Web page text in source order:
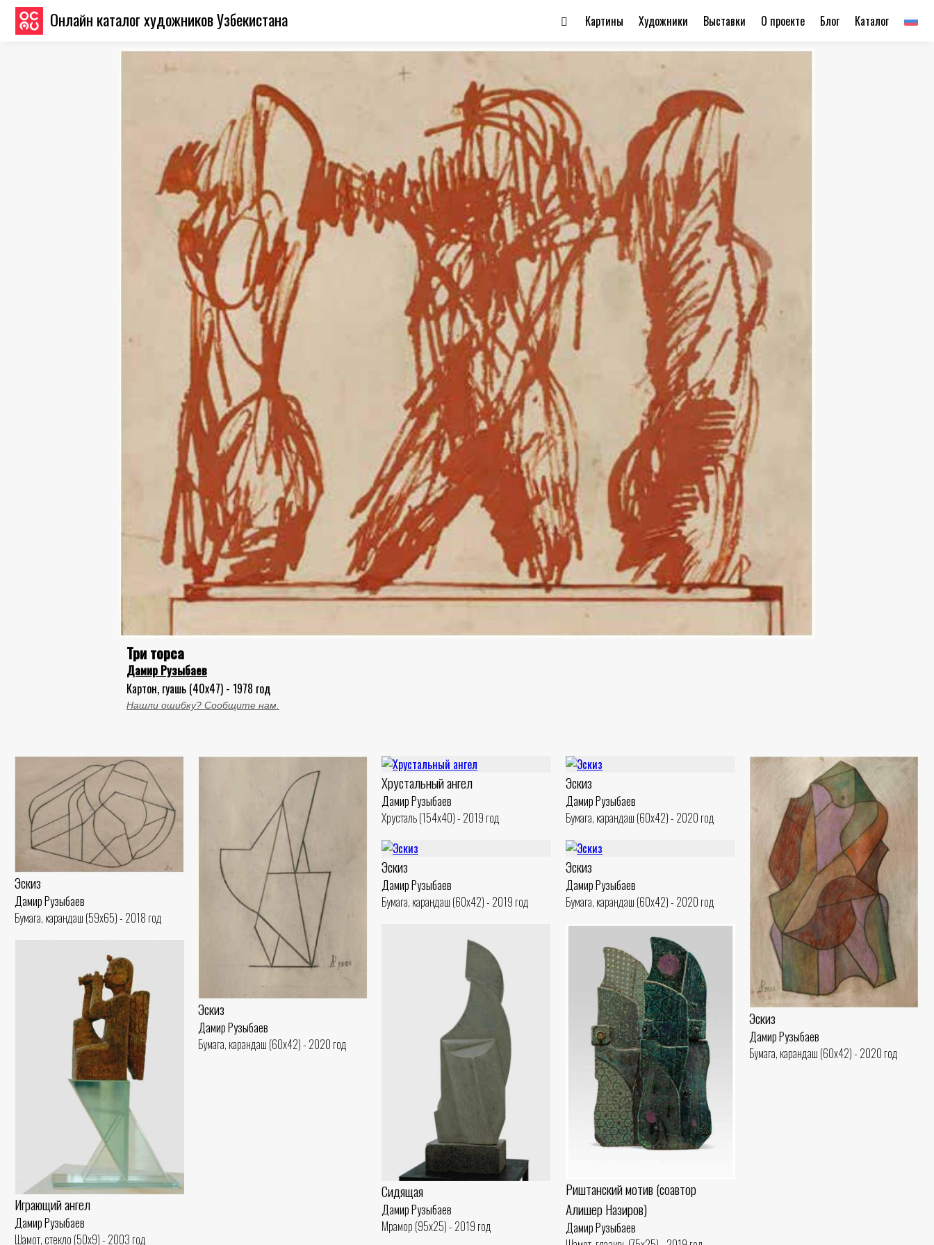
Онлайн каталог художников Узбекистана Каталог
Блог
О проекте
Выставки
Художники
Картины
Три торса
Дамир Рузыбаев
Картон, гуашь (40x47) - 1978 год
Нашли ошибку? Сообщите нам.
Эскиз
Дамир Рузыбаев
Бумага, карандаш (59x65) - 2018 год
Эскиз
Дамир Рузыбаев
Бумага, карандаш (60x42) - 2020 год
Хрустальный ангел
Дамир Рузыбаев
Хрусталь (154x40) - 2019 год
Эскиз
Дамир Рузыбаев
Бумага, карандаш (60x42) - 2020 год
Эскиз
Дамир Рузыбаев
Бумага, карандаш (60x42) - 2020 год
Эскиз
Дамир Рузыбаев
Бумага, карандаш (60x42) - 2019 год
Эскиз
Дамир Рузыбаев
Бумага, карандаш (60x42) - 2020 год
Сидящая
Дамир Рузыбаев
Мрамор (95x25) - 2019 год
Риштанский мотив (соавтор
Алишер Назиров)
Дамир Рузыбаев
Играющий ангел
Дамир Рузыбаев
Шамот, стекло (50x9) - 2003 год